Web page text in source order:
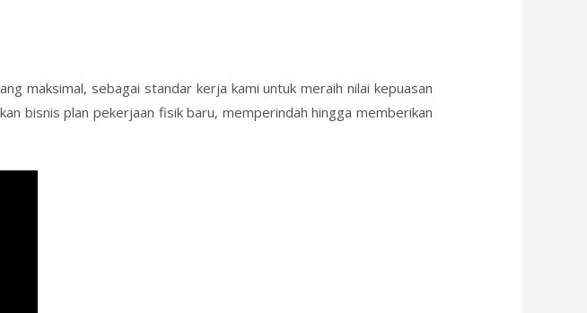
maksimal, sebagai standar kerja kami untuk meraih nilai kepuasan
bisnis plan pekerjaan fisik baru, memperindah hingga memberikan